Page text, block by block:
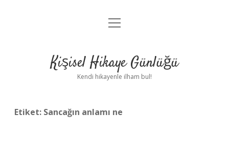
Anasayfa
Yasal Uyarı
menüyü
Kişisel Hikaye Günlüğü
Kendi hikayenle ilham bul!
Etiket: Sancağın anlamı ne